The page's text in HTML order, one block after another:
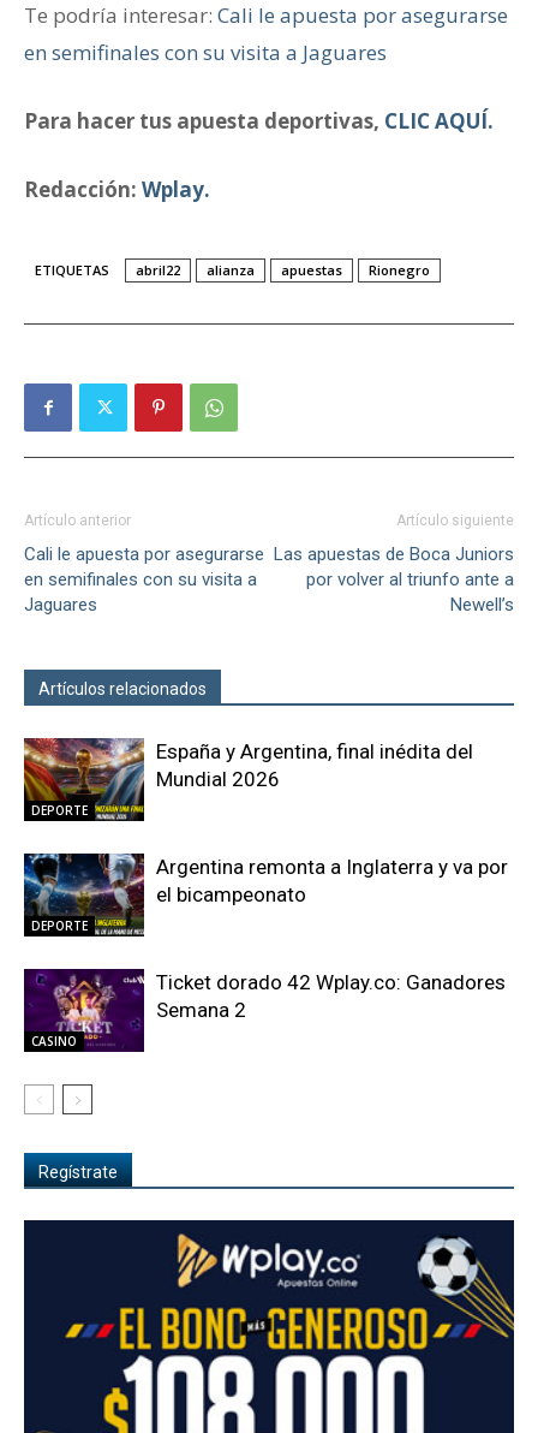
Te podría interesar: Cali le apuesta por asegurarse
en semifinales con su visita a Jaguares
Para hacer tus apuesta deportivas, CLIC AQUÍ.
Redacción: Wplay.
ETIQUETAS abril22 alianza apuestas Rionegro
Artículo anterior
Cali le apuesta por asegurarse
en semifinales con su visita a
Jaguares
Artículo siguiente
Las apuestas de Boca Juniors
por volver al triunfo ante a
Newell’s
Artículos relacionados
DEPORTE
España y Argentina, final inédita del
Mundial 2026
DEPORTE
Argentina remonta a Inglaterra y va por
el bicampeonato
CASINO
Ticket dorado 42 Wplay.co: Ganadores
Semana 2
Regístrate